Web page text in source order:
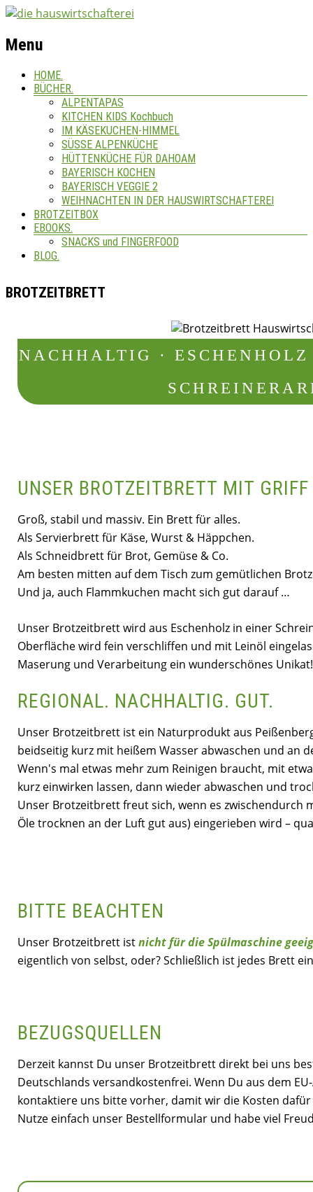
Menu
HOME.
BÜCHER.
ALPENTAPAS
KITCHEN KIDS Kochbuch
IM KÄSEKUCHEN-HIMMEL
SÜSSE ALPENKÜCHE
HÜTTENKÜCHE FÜR DAHOAM
BAYERISCH KOCHEN
BAYERISCH VEGGIE 2
WEIHNACHTEN IN DER HAUSWIRTSCHAFTEREI
BROTZEITBOX
EBOOKS.
SNACKS und FINGERFOOD
BLOG.
BROTZEITBRETT
NACHHALTIG ·
UNSER BROTZEITBRETT MIT GRIFF
Groß, stabil und massiv. Ein Brett für alles.
Als Servierbrett für Käse, Wurst & Häppchen.
Als Schneidbrett für Brot, Gemüse & Co.
Am besten mitten auf dem Tisch zum gemütlichen
Und ja, auch Flammkuchen macht sich gut darauf …
Unser Brotzeitbrett wird aus Eschenholz in einer
Oberfläche wird fein verschliffen und mit Leinöl
Maserung und Verarbeitung ein wunderschönes Unikat!
REGIONAL. NACHHALTIG. GUT.
Unser Brotzeitbrett ist ein Naturprodukt aus
beidseitig kurz mit heißem Wasser abwaschen und an
Wenn's mal etwas mehr zum Reinigen braucht, mit
kurz einwirken lassen, dann wieder abwaschen und
Unser Brotzeitbrett freut sich, wenn es zwischendurch
Öle trocknen an der Luft gut aus) eingerieben wird –
BITTE BEACHTEN
Unser Brotzeitbrett istnicht für die Spülmaschine
eigentlich von selbst, oder? Schließlich ist jedes Brett
BEZUGSQUELLEN
Derzeit kannst Du unser Brotzeitbrett direkt bei uns
Deutschlands versandkostenfrei. Wenn Du aus dem
kontaktiere uns bitte vorher, damit wir die Kosten
Nutze einfach unser Bestellformular und habe viel